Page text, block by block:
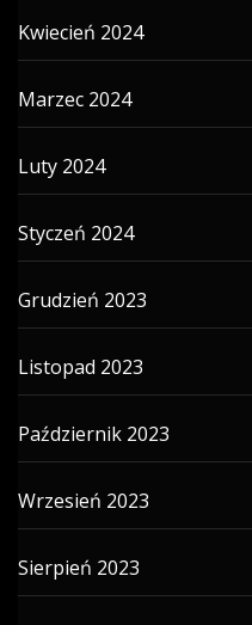
Kwiecień 2024
Marzec 2024
Luty 2024
Styczeń 2024
Grudzień 2023
Listopad 2023
Październik 2023
Wrzesień 2023
Sierpień 2023